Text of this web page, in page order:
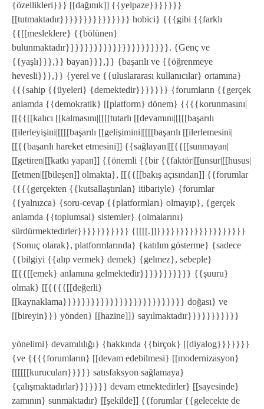
{özellikleri}}} [[dağınık]] {{yelpaze}}}}}}}
[[tutmaktadır}}}}}}}}}}}}}}} hobici} {{{gibi {{farklı
{{[[mesleklere} {{bölünen}
bulunmaktadır}}}}}}}}}}}}}}}}}}}}}}. {Genç ve
{{yaşlı}}},}} bayan}}},}} {başarılı ve {{öğrenmeye
hevesli}}},}} {yerel ve {{uluslararası kullanıcılar} ortamına}
{{{sahip {{üyeleri} {demektedir}}}}}}} {forumların {{gerçek
anlamda {{demokratik} [[platform} dönem} {{{{korunmasını|
[[{{[[kalıcı [[kalmasını|[[[[tutarlı [[devamını|[[[[başarılı
[[ilerleyişini|[[[[başarılı [[gelişimini|[[[[başarılı [[ilerlemesini|
[[{{başarılı hareket etmesini]] {{sağlayan|[[{{[[sunmayan|
[[getiren|[[katkı yapan]] {{önemli {{bir {{faktör|[[unsur|[[husus|
[[etmen|[[bileşen]] olmakta}, [[{{[[bakış açısından]] {{forumlar
{{{{gerçekten {{kutsallaştırılan} itibariyle} {forumlar
{{yalnızca} {soru-cevap {{platformları} olmayıp}, {gerçek
anlamda {{toplumsal} sistemler} {olmalarını}
sürdürmektedirler}}}}}}}}}}} {[[[[.]]}}}}}}}}}}}}}}}}}}}
{Sonuç olarak}, platformlarında} {katılım gösterme} {sadece
{{bilgiyi {{alıp vermek} demek} {gelmez}, sebeple}
[[{{[[emek} anlamına gelmektedir}}}}}}}}}}} {{şuuru}
olmak} [[{{{{[[değerli}
[[kaynaklama}}}}}}}}}}}}}}}}}}}}}}}}}} doğası} ve
[[bireyin}}} yönden} [[hazine]]} sayılmaktadır}}}}}}}}}}}
yönelimi} devamılılığı} {hakkında {{birçok} [[diyalog}}}}}}}
{ve {{{{forumların} [[devam edebilmesi} [[modernizasyon}
[[[[[[kurucuları}}}}} satısfaksyon sağlamaya}
{çalışmaktadırlar}}}}}}} devam etmektedirler} [[sayesinde}
zamının} sunmaktadır} [[şekilde]] {{forumlar {{gelecekte de